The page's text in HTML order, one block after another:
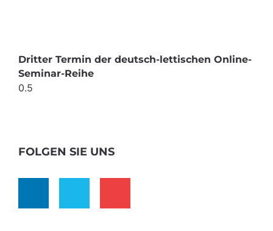
Dritter Termin der deutsch-lettischen Online-
Seminar-Reihe
FOLGEN SIE UNS